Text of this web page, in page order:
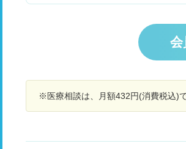
乳腺系以外にありますか？よろしくお
会
※医療相談は、月額432円(消費税込)